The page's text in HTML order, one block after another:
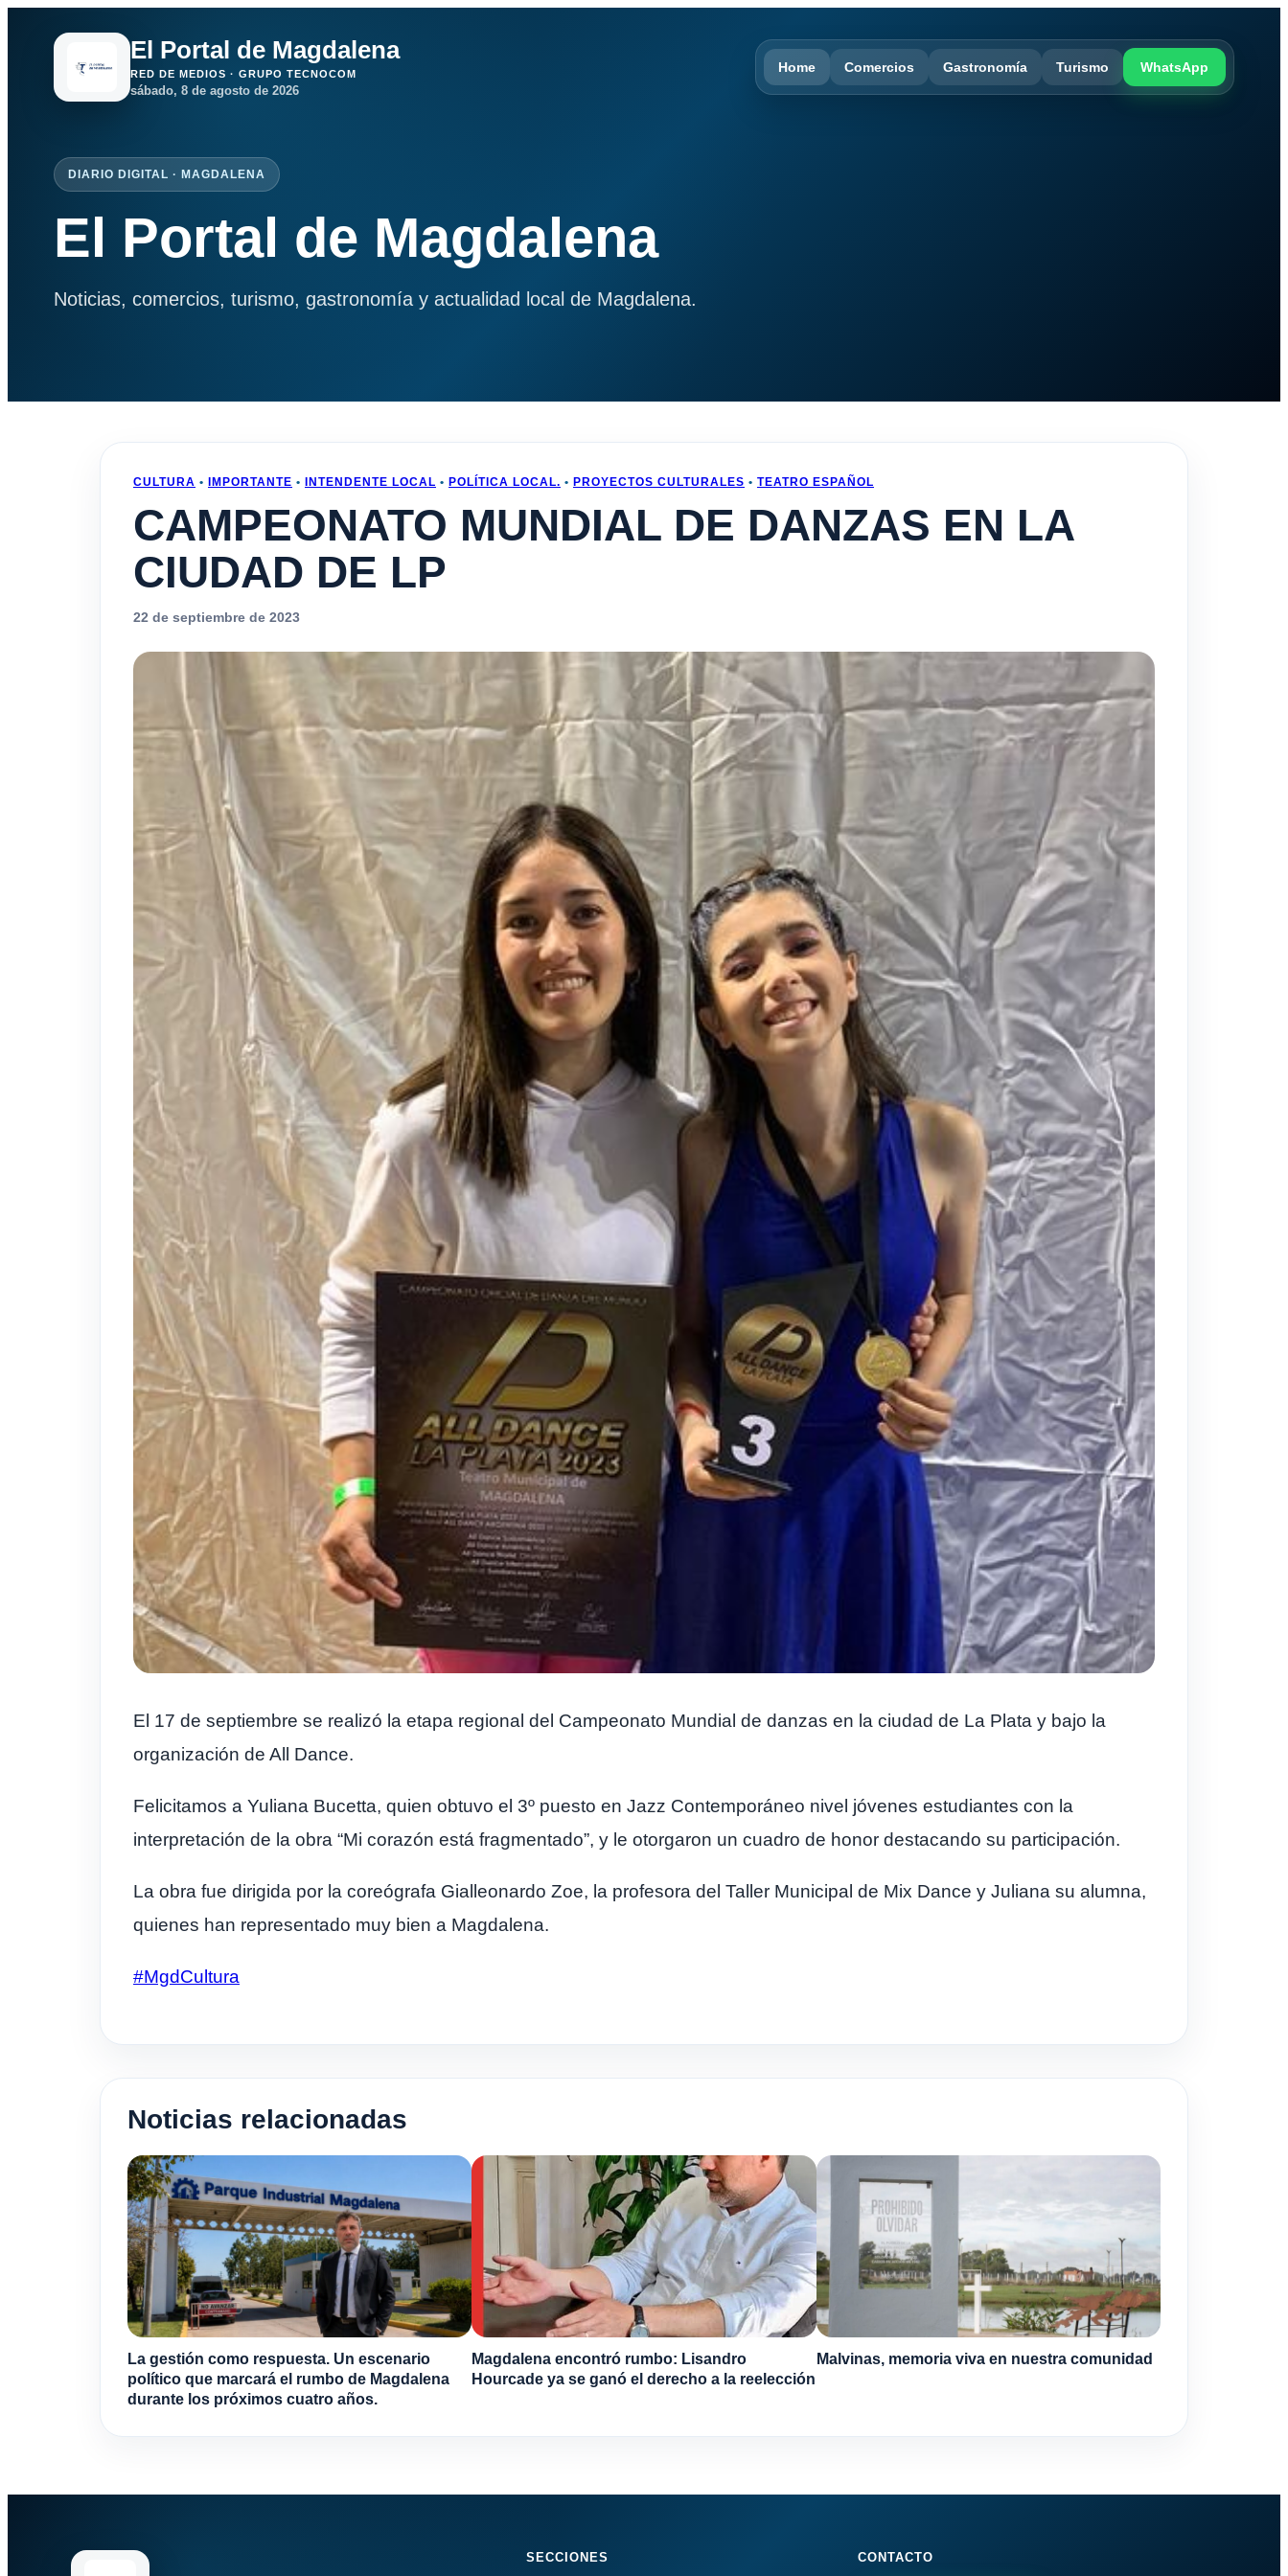
El Portal de Magdalena
RED DE MEDIOS · GRUPO TECNOCOM
sábado, 8 de agosto de 2026
Home Comercios Gastronomía Turismo WhatsApp
DIARIO DIGITAL · MAGDALENA
El Portal de Magdalena
Noticias, comercios, turismo, gastronomía y actualidad local de Magdalena.
CULTURA • IMPORTANTE • INTENDENTE LOCAL • POLÍTICA LOCAL. • PROYECTOS CULTURALES • TEATRO ESPAÑOL
CAMPEONATO MUNDIAL DE DANZAS EN LA
CIUDAD DE LP
22 de septiembre de 2023
El 17 de septiembre se realizó la etapa regional del Campeonato Mundial de danzas en la ciudad de La Plata y bajo la
organización de All Dance.
Felicitamos a Yuliana Bucetta, quien obtuvo el 3º puesto en Jazz Contemporáneo nivel jóvenes estudiantes con la
interpretación de la obra “Mi corazón está fragmentado”, y le otorgaron un cuadro de honor destacando su participación.
La obra fue dirigida por la coreógrafa Gialleonardo Zoe, la profesora del Taller Municipal de Mix Dance y Juliana su alumna,
quienes han representado muy bien a Magdalena.
#MgdCultura
Noticias relacionadas
La gestión como respuesta. Un escenario
político que marcará el rumbo de Magdalena
durante los próximos cuatro años.
Magdalena encontró rumbo: Lisandro
Hourcade ya se ganó el derecho a la reelección
Malvinas, memoria viva en nuestra comunidad
SECCIONES CONTACTO